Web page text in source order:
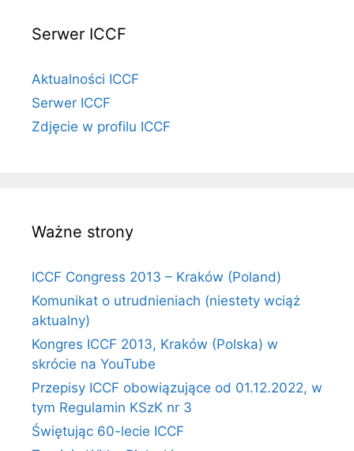
Serwer ICCF
Aktualności ICCF
Serwer ICCF
Zdjęcie w profilu ICCF
Ważne strony
ICCF Congress 2013 – Kraków (Poland)
Komunikat o utrudnieniach (niestety wciąż
aktualny)
Kongres ICCF 2013, Kraków (Polska) w
skrócie na YouTube
Przepisy ICCF obowiązujące od 01.12.2022, w
tym Regulamin KSzK nr 3
Świętując 60-lecie ICCF